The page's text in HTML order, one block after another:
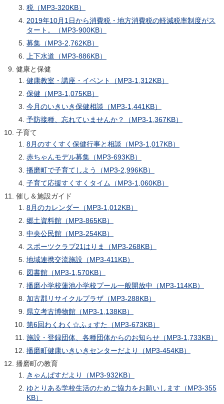
税（MP3-320KB）
2019年10月1日から消費税・地方消費税の軽減税率制度がス
タート。（MP3-900KB）
募集（MP3-2,762KB）
上下水道（MP3-886KB）
健康と保健
健康教室・講座・イベント（MP3-1,312KB）
保健（MP3-1,075KB）
今月のいきいき保健相談（MP3-1,441KB）
予防接種、忘れていませんか？（MP3-1,367KB）
子育て
8月のすくすく保健行事と相談（MP3-1,017KB）
赤ちゃんモデル募集（MP3-693KB）
播磨町で子育てしよう（MP3-2,996KB）
子育て応援すくすくタイム（MP3-1,060KB）
催し＆施設ガイド
8月のカレンダー（MP3-1,012KB）
郷土資料館（MP3-865KB）
中央公民館（MP3-254KB）
スポーツクラブ21はりま（MP3-268KB）
地域連携交流施設（MP3-411KB）
図書館（MP3-1,570KB）
播磨小学校蓮池小学校プール一般開放中（MP3-114KB）
加古郡リサイクルプラザ（MP3-288KB）
県立考古博物館（MP3-1,138KB）
第6回わくわく☆ふぇすた（MP3-673KB）
施設・登録団体、各種団体からのお知らせ（MP3-1,733KB）
播磨町健康いきいきセンターだより（MP3-454KB）
播磨町の教育
きゃんぱすだより（MP3-932KB）
ゆとりある学校生活のためご協力をお願いします（MP3-355
KB）